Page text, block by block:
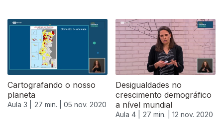
Cartografando o nosso
planeta
Aula 3 | 27 min. | 05 nov. 2020
Desigualdades no
crescimento demográfico
a nível mundial
Aula 4 | 27 min. | 12 nov. 2020